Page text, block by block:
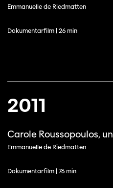
Emmanuelle de Riedmatten
Dokumentarfilm | 26 min
2011
Carole Roussopoulos,
Emmanuelle de Riedmatten
Dokumentarfilm | 76 min